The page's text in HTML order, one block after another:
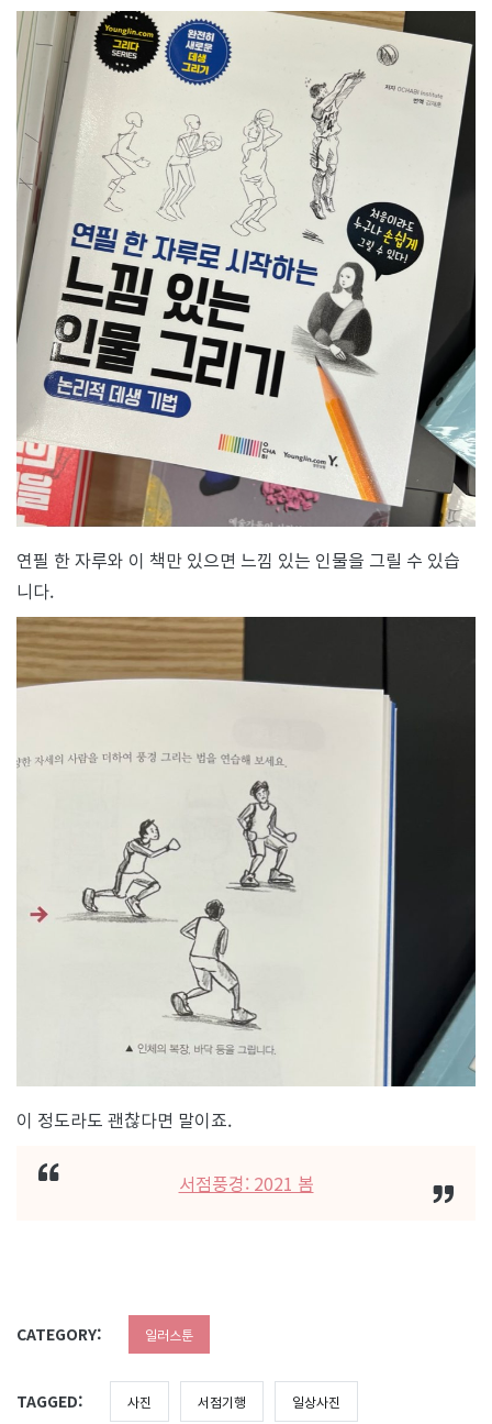
연필 한 자루와 이 책만 있으면 느낌 있는 인물을 그릴 수 있습
니다.
이 정도라도 괜찮다면 말이죠.
서점풍경: 2021 봄
CATEGORY: 일러스툰
TAGGED: 사진 서점기행 일상사진